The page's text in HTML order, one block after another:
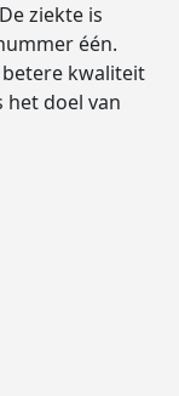
ziekte is
één.
kwaliteit
het doel van